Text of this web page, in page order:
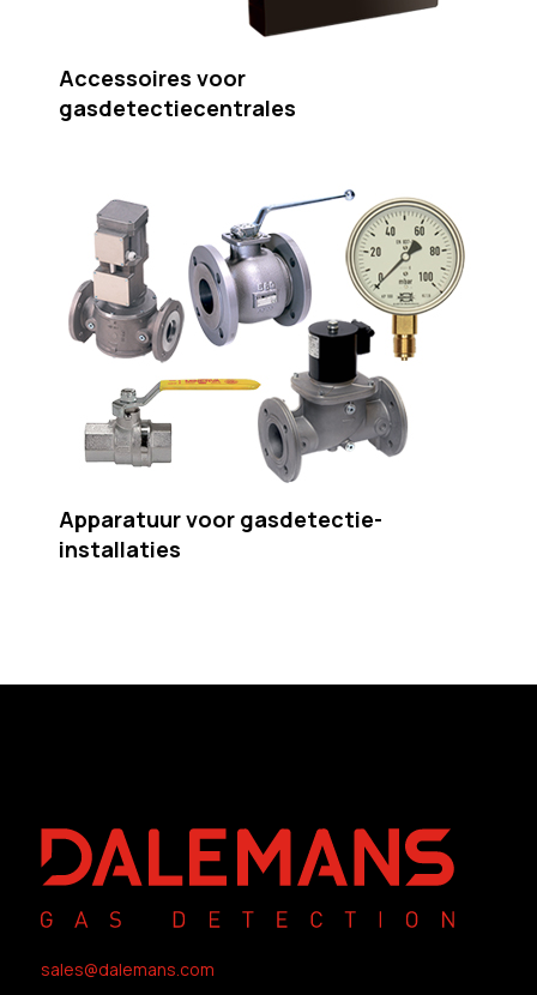
Accessoires voor
gasdetectiecentrales
Apparatuur voor gasdetectie-
installaties
sales@dalemans.com